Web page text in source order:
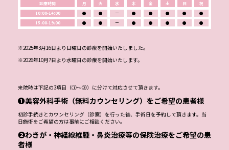
診療時間 月 火 水 木 金 土 日
祝
10:00-14:00
● ● ー ● ● ● ●
●
15:00-19:00
● ● ー ● ● ● ● ●
※2025年3月16日より日曜日の診療を開始いたしました。
※2026年10月7日より水曜日の診療を開始いたします。
来院時は下記の3項目（①～③）に分けて対応させて頂きます。
❶美容外科手術（無料カウンセリング）をご希望の患者様
初診手続きとカウンセリング（診察）を行った後、手術日を予約して頂きます。当
日施術をご希望の方は事前にご相談ください。
❷わきが・神経線維腫・鼻炎治療等の保険治療をご希望の患
者様